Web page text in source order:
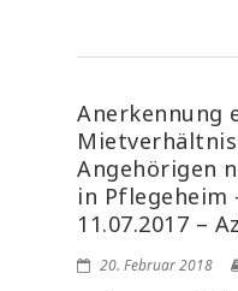
Anerkennung
Angehörigen
in Pflegeheim
11.07.2017 –
20. Februar 2018